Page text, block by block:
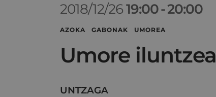
2018/12/2619:00-20:00
AZOKA GABONAK UMOREA
Umore iluntzea
UNTZAGA